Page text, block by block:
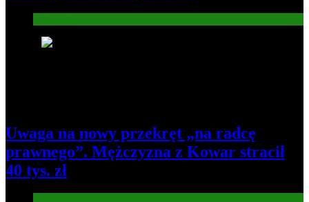
Uwaga na nowy przekręt „na radcę
prawnego”. Mężczyzna z Kowar stracił
40 tys. zł